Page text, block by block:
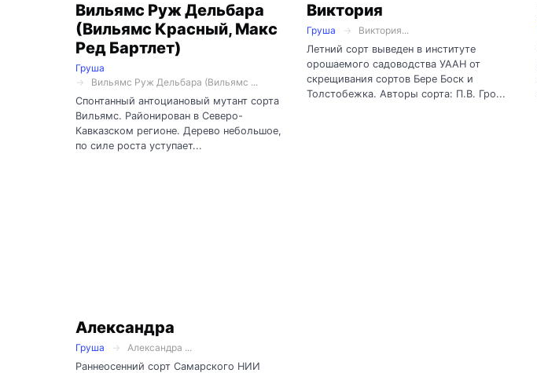
Вильямс Руж Дельбара
(Вильямс Красный, Макс
Ред Бартлет)
Груша
Вильямс Руж Дельбара (Вильямс ...
Спонтанный антоциановый мутант сорта
Вильямс. Районирован в Северо-
Кавказском регионе. Дерево небольшое,
по силе роста уступает...
Виктория
Груша
Виктория...
Летний сорт выведен в институте
орошаемого садоводства УААН от
скрещивания сортов Бере Боск и
Толстобежка. Авторы сорта: П.В. Гро...
Александра
Груша
Александра ...
Раннеосенний сорт Самарского НИИ